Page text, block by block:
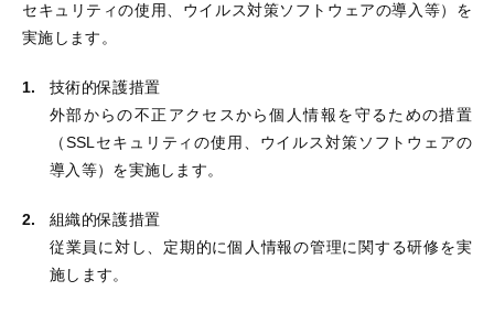
セキュリティの使用、ウイルス対策ソフトウェアの導入等）を
実施します。
技術的保護措置
外部からの不正アクセスから個人情報を守るための措置
（SSLセキュリティの使用、ウイルス対策ソフトウェアの
導入等）を実施します。
組織的保護措置
従業員に対し、定期的に個人情報の管理に関する研修を実
施します。